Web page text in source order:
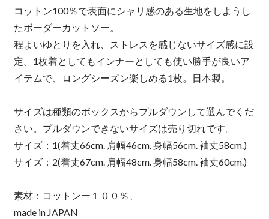
コットン100％で表面にシャリ感のある生地をしようし
たボーダーカットソー。
程よいゆとりを入れ、ストレスを感じないサイズ感に設
定。1枚着としてもインナーとしても使い勝手が良いア
イテムで、ロングシーズン楽しめる1枚。日本製。
サイズは種類のボックスからプルダウンして選んでくだ
さい。プルダウンできないサイズは売り切れです。
サイズ：1(着丈66cm. 肩幅46cm. 身幅56cm. 袖丈58cm.)
サイズ：2(着丈67cm. 肩幅48cm. 身幅58cm. 袖丈60cm.)
素材：コットンー１００％、
made in JAPAN